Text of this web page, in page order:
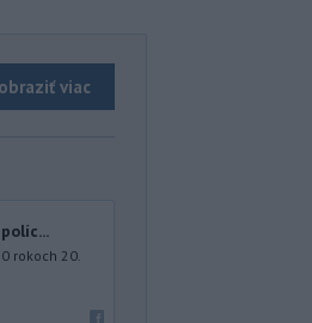
viac
rokoch 20.